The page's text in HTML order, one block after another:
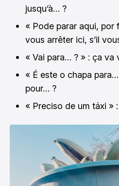
jusqu’à… ?
« Pode parar aqui, por
vous arrêter ici, s’il
« Vai para… ? » : ça va
« É este o chapa
pour… ?
« Preciso de um táxi » :